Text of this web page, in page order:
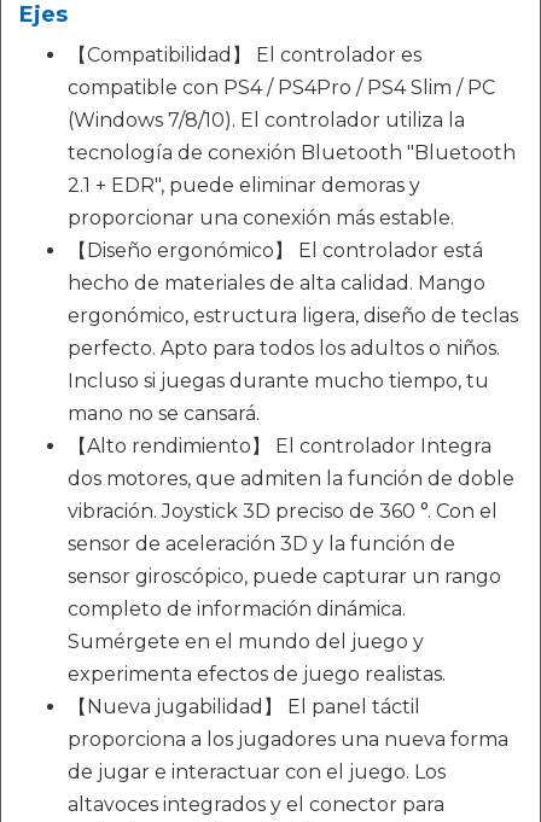
Ejes
【Compatibilidad】 El controlador es
compatible con PS4 / PS4Pro / PS4 Slim / PC
(Windows 7/8/10). El controlador utiliza la
tecnología de conexión Bluetooth "Bluetooth
2.1 + EDR", puede eliminar demoras y
proporcionar una conexión más estable.
【Diseño ergonómico】 El controlador está
hecho de materiales de alta calidad. Mango
ergonómico, estructura ligera, diseño de teclas
perfecto. Apto para todos los adultos o niños.
Incluso si juegas durante mucho tiempo, tu
mano no se cansará.
【Alto rendimiento】 El controlador Integra
dos motores, que admiten la función de doble
vibración. Joystick 3D preciso de 360 °. Con el
sensor de aceleración 3D y la función de
sensor giroscópico, puede capturar un rango
completo de información dinámica.
Sumérgete en el mundo del juego y
experimenta efectos de juego realistas.
【Nueva jugabilidad】 El panel táctil
proporciona a los jugadores una nueva forma
de jugar e interactuar con el juego. Los
altavoces integrados y el conector para